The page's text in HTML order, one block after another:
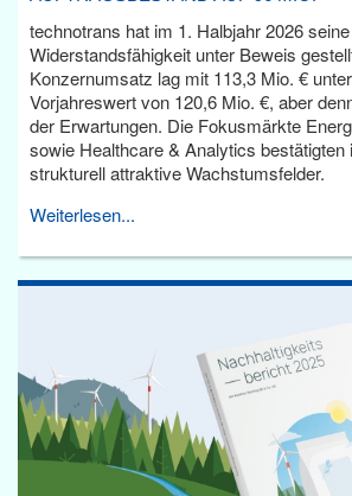
technotrans hat im 1. Halbjahr 2026
Widerstandsfähigkeit unter Beweis
Konzernumsatz lag mit 113,3 Mio. €
Vorjahreswert von 120,6 Mio. €, aber
der Erwartungen. Die Fokusmärkte
sowie Healthcare & Analytics bestätigten
strukturell attraktive Wachstumsfelder.
Weiterlesen...